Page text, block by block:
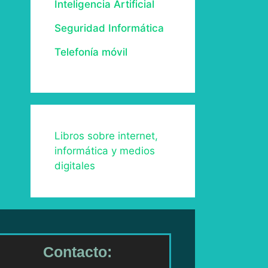
Inteligencia Artificial
Seguridad Informática
Telefonía móvil
Libros sobre internet,
informática y medios
digitales
Contacto: